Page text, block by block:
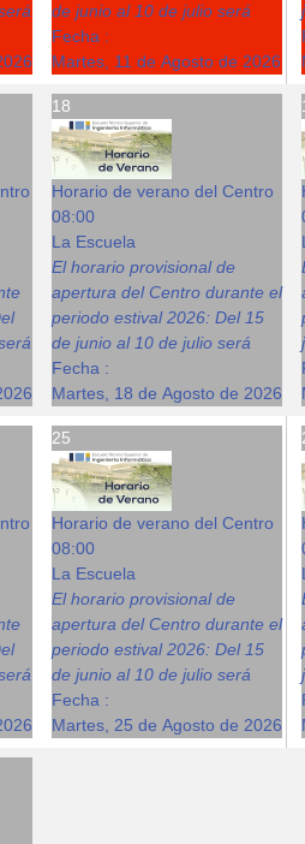
de junio al 10 de julio será
Fecha :
Martes, 11 de Agosto de 2026
18
Horario de verano del Centro
08:00
La Escuela
El horario provisional de
apertura del Centro durante el
periodo estival 2026: Del 15
de junio al 10 de julio será
Fecha :
Martes, 18 de Agosto de 2026
25
Horario de verano del Centro
08:00
La Escuela
El horario provisional de
apertura del Centro durante el
periodo estival 2026: Del 15
de junio al 10 de julio será
Fecha :
Martes, 25 de Agosto de 2026